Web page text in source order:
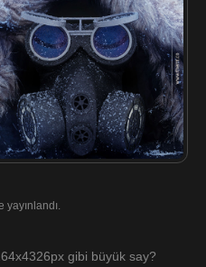
gibi büyük say?